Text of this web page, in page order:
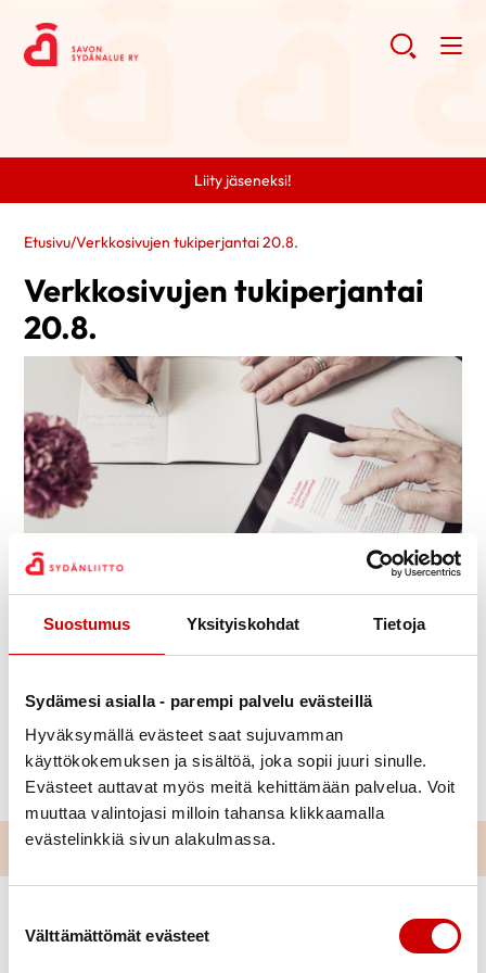
Suostumus Yksityiskohdat Tietoja
Sydämesi asialla - parempi palvelu evästeillä
Hyväksymällä evästeet saat sujuvamman
käyttökokemuksen ja sisältöä, joka sopii juuri sinulle.
Evästeet auttavat myös meitä kehittämään palvelua. Voit
muuttaa valintojasi milloin tahansa klikkaamalla
evästelinkkiä sivun alakulmassa.
Välttämättömät evästeet
Liity jäseneksi!
Etusivu/Verkkosivujen tukiperjantai 20.8.
Verkkosivujen tukiperjantai
20.8.
Julkaistu 22.6.2021
Verkkosivujen tukiperjantai Sydänyhdistyksille 20.8.
kello 9-11.
Liity mukaan linkistä:Teams-kokoukseen.